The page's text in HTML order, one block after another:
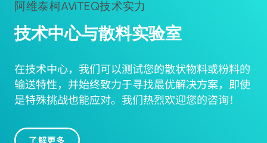
阿维泰柯AViTEQ技术实力
技术中心与散料实验室
在技术中心，我们可以测试您的散状物料或粉料的
输送特性，并始终致力于寻找最优解决方案，即使
是特殊挑战也能应对。我们热烈欢迎您的咨询！
了解更多